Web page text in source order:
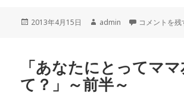
e
o
o
k
e
d
s
y
n
k
投
2013年4月15日
作
admin 「あなたに
コメントを残
「あなたにとってマ
て？」～前半～